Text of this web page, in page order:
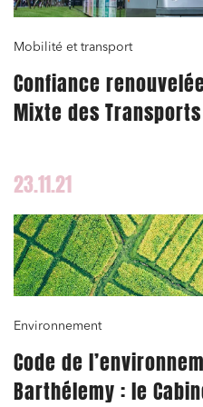
Mobilité et transport
Confiance
Mixte des
23.11.21
Environnement
Code de
Barthélemy : le